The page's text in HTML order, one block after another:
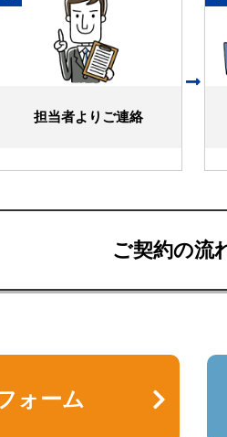
担当者よりご連絡
ご契約の流
ォーム